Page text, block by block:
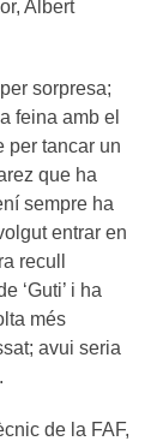
Albert
sorpresa;
feina amb el
per tancar un
que ha
sempre ha
entrar en
recull
‘Guti’ i ha
més
avui seria
de la FAF,